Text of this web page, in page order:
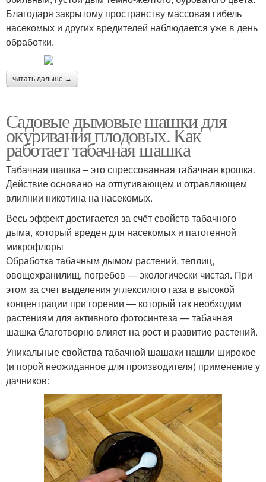
Благодаря закрытому пространству массовая гибель
насекомых и других вредителей наблюдается уже в день
обработки.
читать дальше →
Садовые дымовые шашки для
окуривания плодовых. Как
работает табачная шашка
Табачная шашка – это спрессованная табачная крошка.
Действие основано на отпугивающем и отравляющем
влиянии никотина на насекомых.
Весь эффект достигается за счёт свойств табачного
дыма, который вреден для насекомых и патогенной
микрофлоры
Обработка табачным дымом растений, теплиц,
овощехранилищ, погребов — экологически чистая. При
этом за счет выделения углексилого газа в высокой
концентрации при горении — который так необходим
растениям для активного фотосинтеза — табачная
шашка благотворно влияет на рост и развитие растений.
Уникальные свойства табачной шашаки нашли широкое
(и порой неожиданное для производителя) применение у
дачников: